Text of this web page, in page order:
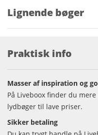
Lignende bøger
Praktisk info
Masser af inspiration og
På Liveboox finder du
lydbøger til lave priser.
Sikker betaling